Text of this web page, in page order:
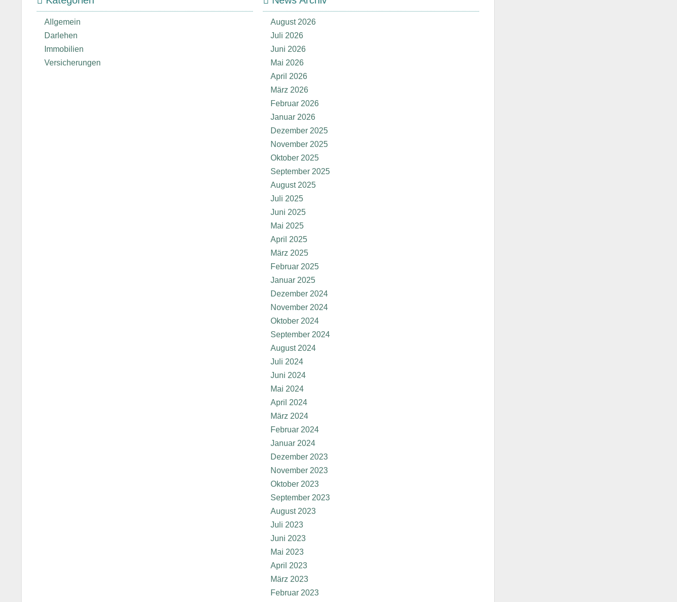
Allgemein
Darlehen
Immobilien
Versicherungen
August 2026
Juli 2026
Juni 2026
Mai 2026
April 2026
März 2026
Februar 2026
Januar 2026
Dezember 2025
November 2025
Oktober 2025
September 2025
August 2025
Juli 2025
Juni 2025
Mai 2025
April 2025
März 2025
Februar 2025
Januar 2025
Dezember 2024
November 2024
Oktober 2024
September 2024
August 2024
Juli 2024
Juni 2024
Mai 2024
April 2024
März 2024
Februar 2024
Januar 2024
Dezember 2023
November 2023
Oktober 2023
September 2023
August 2023
Juli 2023
Juni 2023
Mai 2023
April 2023
März 2023
Februar 2023